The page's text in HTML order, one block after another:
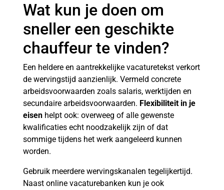
Wat kun je doen om
sneller een geschikte
chauffeur te vinden?
Een heldere en aantrekkelijke vacaturetekst verkort
de wervingstijd aanzienlijk. Vermeld concrete
arbeidsvoorwaarden zoals salaris, werktijden en
secundaire arbeidsvoorwaarden. Flexibiliteit in je
eisen helpt ook: overweeg of alle gewenste
kwalificaties echt noodzakelijk zijn of dat
sommige tijdens het werk aangeleerd kunnen
worden.
Gebruik meerdere wervingskanalen tegelijkertijd.
Naast online vacaturebanken kun je ook